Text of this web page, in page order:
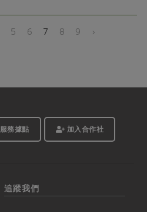
5 6 7 8 9 ›
服務據點 加入合作社
追蹤我們